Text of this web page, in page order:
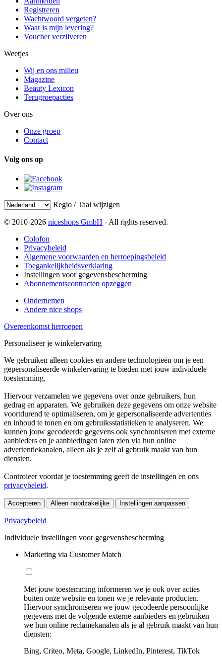
Registreren
Wachtwoord vergeten?
Waar is mijn levering?
Voucher verzilveren
Weetjes
Wij en ons milieu
Magazine
Beauty Lexicon
Terugroepacties
Over ons
Onze groep
Contact
Volg ons op
Regio / Taal wijzigen
© 2010-2026 niceshops GmbH - All rights reserved.
Colofon
Privacybeleid
Algemene voorwaarden en herroepingsbeleid
Toegankelijkheidsverklaring
Instellingen voor gegevensbescherming
Abonnementscontracten opzeggen
Ondernemen
Andere nice shops
Overeenkomst herroepen
Personaliseer je winkelervaring
We gebruiken alleen cookies en andere technologieën om je een
gepersonaliseerde winkelervaring te bieden met jouw individuele
toestemming.
Hiervoor verzamelen we gegevens over onze gebruikers, hun
gedrag en apparaten. We gebruiken deze gegevens om onze website
voortdurend te optimaliseren, om je gepersonaliseerde advertenties
en inhoud te tonen en om gebruiksstatistieken te analyseren. We
kunnen jouw gecodeerde gegevens ook synchroniseren met externe
aanbieders en je aanbiedingen laten zien via hun online
advertentiekanalen, alleen als je zelf al gebruik maakt van hun
diensten.
Controleer voordat je toestemming geeft de instellingen en ons
privacybeleid.
Accepteren Alleen noodzakelijke Instellingen aanpassen
Privacybeleid
Individuele instellingen voor gegevensbescherming
Marketing via Customer Match
Met jouw toestemming informeren we je ook over acties
buiten onze website en tonen we je relevante producten.
Hiervoor synchroniseren we jouw gecodeerde persoonlijke
gegevens met de volgende externe aanbieders en gebruiken
we hun online reclamekanalen als je al gebruik maakt van hun
diensten:
Bing, Criteo, Meta, Google, LinkedIn, Pinterest, TikTok